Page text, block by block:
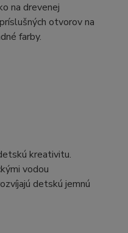
na drevenej
otvorov na
farby.
kreativitu.
vodou
detskú jemnú